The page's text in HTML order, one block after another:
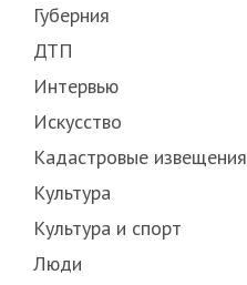
Губерния
ДТП
Интервью
Искусство
Кадастровые извещения
Культура
Культура и спорт
Люди